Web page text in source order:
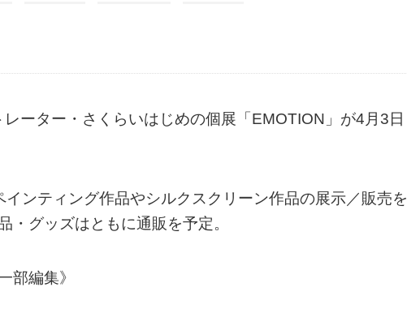
ーター・さくらいはじめの個展「EMOTION」が4月3日
ンティング作品やシルクスクリーン作品の展示／販売を
・グッズはともに通販を予定。
部編集》